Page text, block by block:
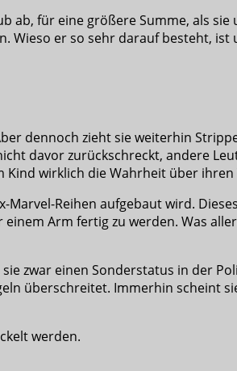
ab, für eine größere Summe, als
Wieso er so sehr darauf besteht, ist
dennoch zieht sie weiterhin
davor zurückschreckt, andere
Kind wirklich die Wahrheit über
Reihen aufgebaut wird.
Arm fertig zu werden. Was
zwar einen Sonderstatus in der
überschreitet. Immerhin scheint
werden.